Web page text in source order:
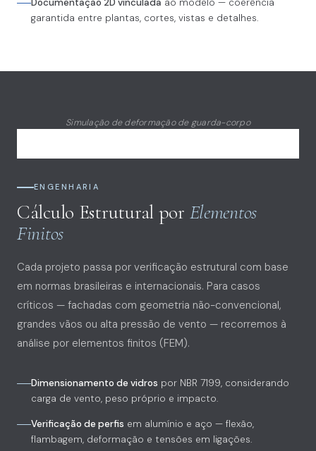
Documentação 2D vinculada ao modelo — coerência
garantida entre plantas, cortes, vistas e detalhes.
ENGENHARIA
Cálculo Estrutural por Elementos
Finitos
Cada projeto passa por verificação estrutural com base
em normas brasileiras e internacionais. Para casos
críticos — fachadas com geometria não-convencional,
grandes vãos ou alta pressão de vento — recorremos à
análise por elementos finitos (FEM).
Dimensionamento de vidros por NBR 7199, considerando
carga de vento, peso próprio e impacto.
Verificação de perfis em alumínio e aço — flexão,
flambagem, deformação e tensões em ligações.
Simulação de deformação de guarda-corpo